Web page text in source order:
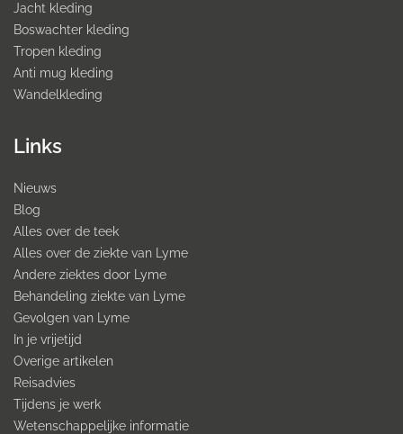
Jacht kleding
Boswachter kleding
Tropen kleding
Anti mug kleding
Wandelkleding
Links
Nieuws
Blog
Alles over de teek
Alles over de ziekte van Lyme
Andere ziektes door Lyme
Behandeling ziekte van Lyme
Gevolgen van Lyme
In je vrijetijd
Overige artikelen
Reisadvies
Tijdens je werk
Wetenschappelijke informatie